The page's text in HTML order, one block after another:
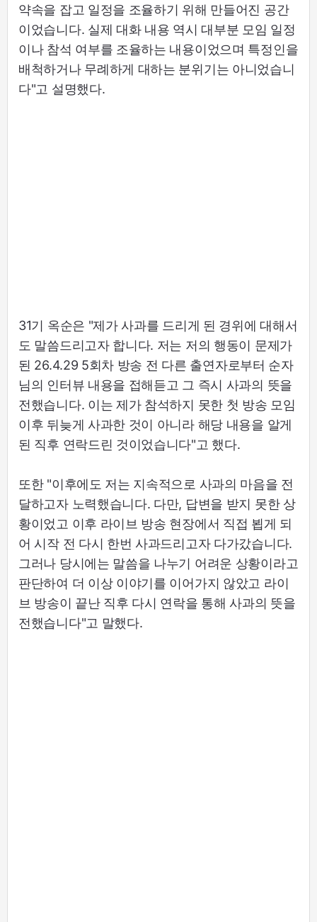
약속을 잡고 일정을 조율하기 위해 만들어진 공간
이었습니다. 실제 대화 내용 역시 대부분 모임 일정
이나 참석 여부를 조율하는 내용이었으며 특정인을
배척하거나 무례하게 대하는 분위기는 아니었습니
다"고 설명했다.
31기 옥순은 "제가 사과를 드리게 된 경위에 대해서
도 말씀드리고자 합니다. 저는 저의 행동이 문제가
된 26.4.29 5회차 방송 전 다른 출연자로부터 순자
님의 인터뷰 내용을 접해듣고 그 즉시 사과의 뜻을
전했습니다. 이는 제가 참석하지 못한 첫 방송 모임
이후 뒤늦게 사과한 것이 아니라 해당 내용을 알게
된 직후 연락드린 것이었습니다"고 했다.
또한 "이후에도 저는 지속적으로 사과의 마음을 전
달하고자 노력했습니다. 다만, 답변을 받지 못한 상
황이었고 이후 라이브 방송 현장에서 직접 뵙게 되
어 시작 전 다시 한번 사과드리고자 다가갔습니다.
그러나 당시에는 말씀을 나누기 어려운 상황이라고
판단하여 더 이상 이야기를 이어가지 않았고 라이
브 방송이 끝난 직후 다시 연락을 통해 사과의 뜻을
전했습니다"고 말했다.